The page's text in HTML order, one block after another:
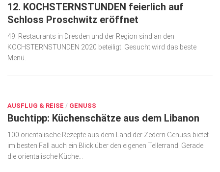
12. KOCHSTERNSTUNDEN feierlich auf
Schloss Proschwitz eröffnet
49. Restaurants in Dresden und der Region sind an den
KOCHSTERNSTUNDEN 2020 beteiligt. Gesucht wird das beste
Menü.
AUSFLUG & REISE / GENUSS
Buchtipp: Küchenschätze aus dem Libanon
100 orientalische Rezepte aus dem Land der Zedern Genuss bietet
im besten Fall auch ein Blick über den eigenen Tellerrand. Gerade
die orientalische Küche...